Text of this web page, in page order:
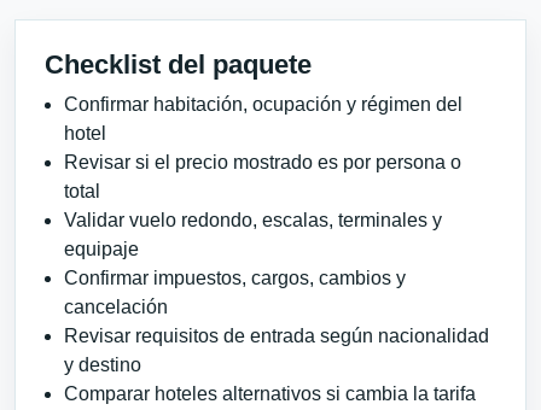
Checklist del paquete
Confirmar habitación, ocupación y régimen del
hotel
Revisar si el precio mostrado es por persona o
total
Validar vuelo redondo, escalas, terminales y
equipaje
Confirmar impuestos, cargos, cambios y
cancelación
Revisar requisitos de entrada según nacionalidad
y destino
Comparar hoteles alternativos si cambia la tarifa